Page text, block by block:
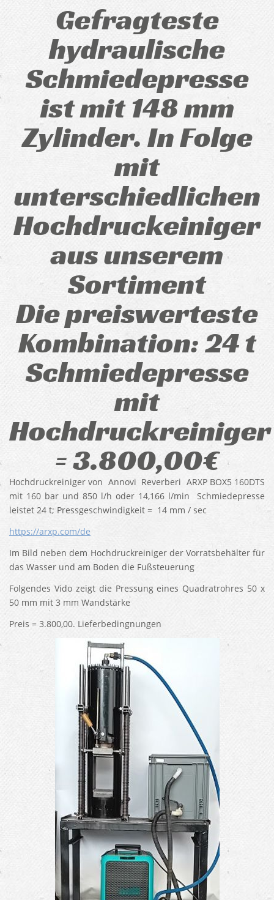
Gefragteste
hydraulische
Schmiedepresse
ist mit 148 mm
Zylinder. In Folge
mit
unterschiedlichen
Hochdruckeiniger
aus unserem
Sortiment
Die preiswerteste
Kombination: 24 t
Schmiedepresse
mit
Hochdruckreiniger
= 3.800,00€
Hochdruckreiniger von Annovi Reverberi ARXP BOX5 160DTS
mit 160 bar und 850 l/h oder 14,166 l/min Schmiedepresse
leistet 24 t; Pressgeschwindigkeit = 14 mm / sec
https://arxp.com/de
Im Bild neben dem Hochdruckreiniger der Vorratsbehälter für
das Wasser und am Boden die Fußsteuerung
Folgendes Vido zeigt die Pressung eines Quadratrohres 50 x
50 mm mit 3 mm Wandstärke
Preis = 3.800,00. Lieferbedingnungen